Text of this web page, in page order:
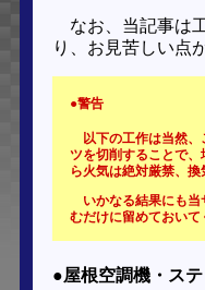
なお、当記事は
り、お見苦しい点
●警告
以下の工作は当然
ツを切削することで
ら火気は絶対厳禁、換
いかなる結果にも
むだけに留めておいて
●屋根空調機・ス